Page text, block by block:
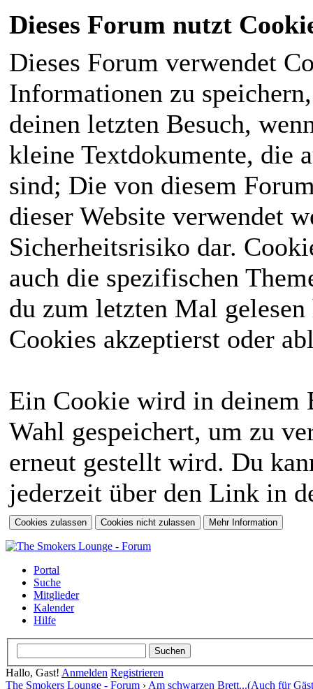
Dieses Forum nutzt
Dieses Forum verwendet
Informationen zu
deinen letzten Besuch,
kleine Textdokumente, die
sind; Die von diesem
dieser Website verwendet
Sicherheitsrisiko dar.
auch die spezifischen
du zum letzten Mal
Cookies akzeptierst oder
Ein Cookie wird in deinem
Wahl gespeichert, um zu
erneut gestellt wird. Du
jederzeit über den Link in
Portal
Suche
Mitglieder
Kalender
Hilfe
Hallo, Gast! Anmelden Registrieren
The Smokers Lounge - Forum › Am schwarzen Brett...(Auch für